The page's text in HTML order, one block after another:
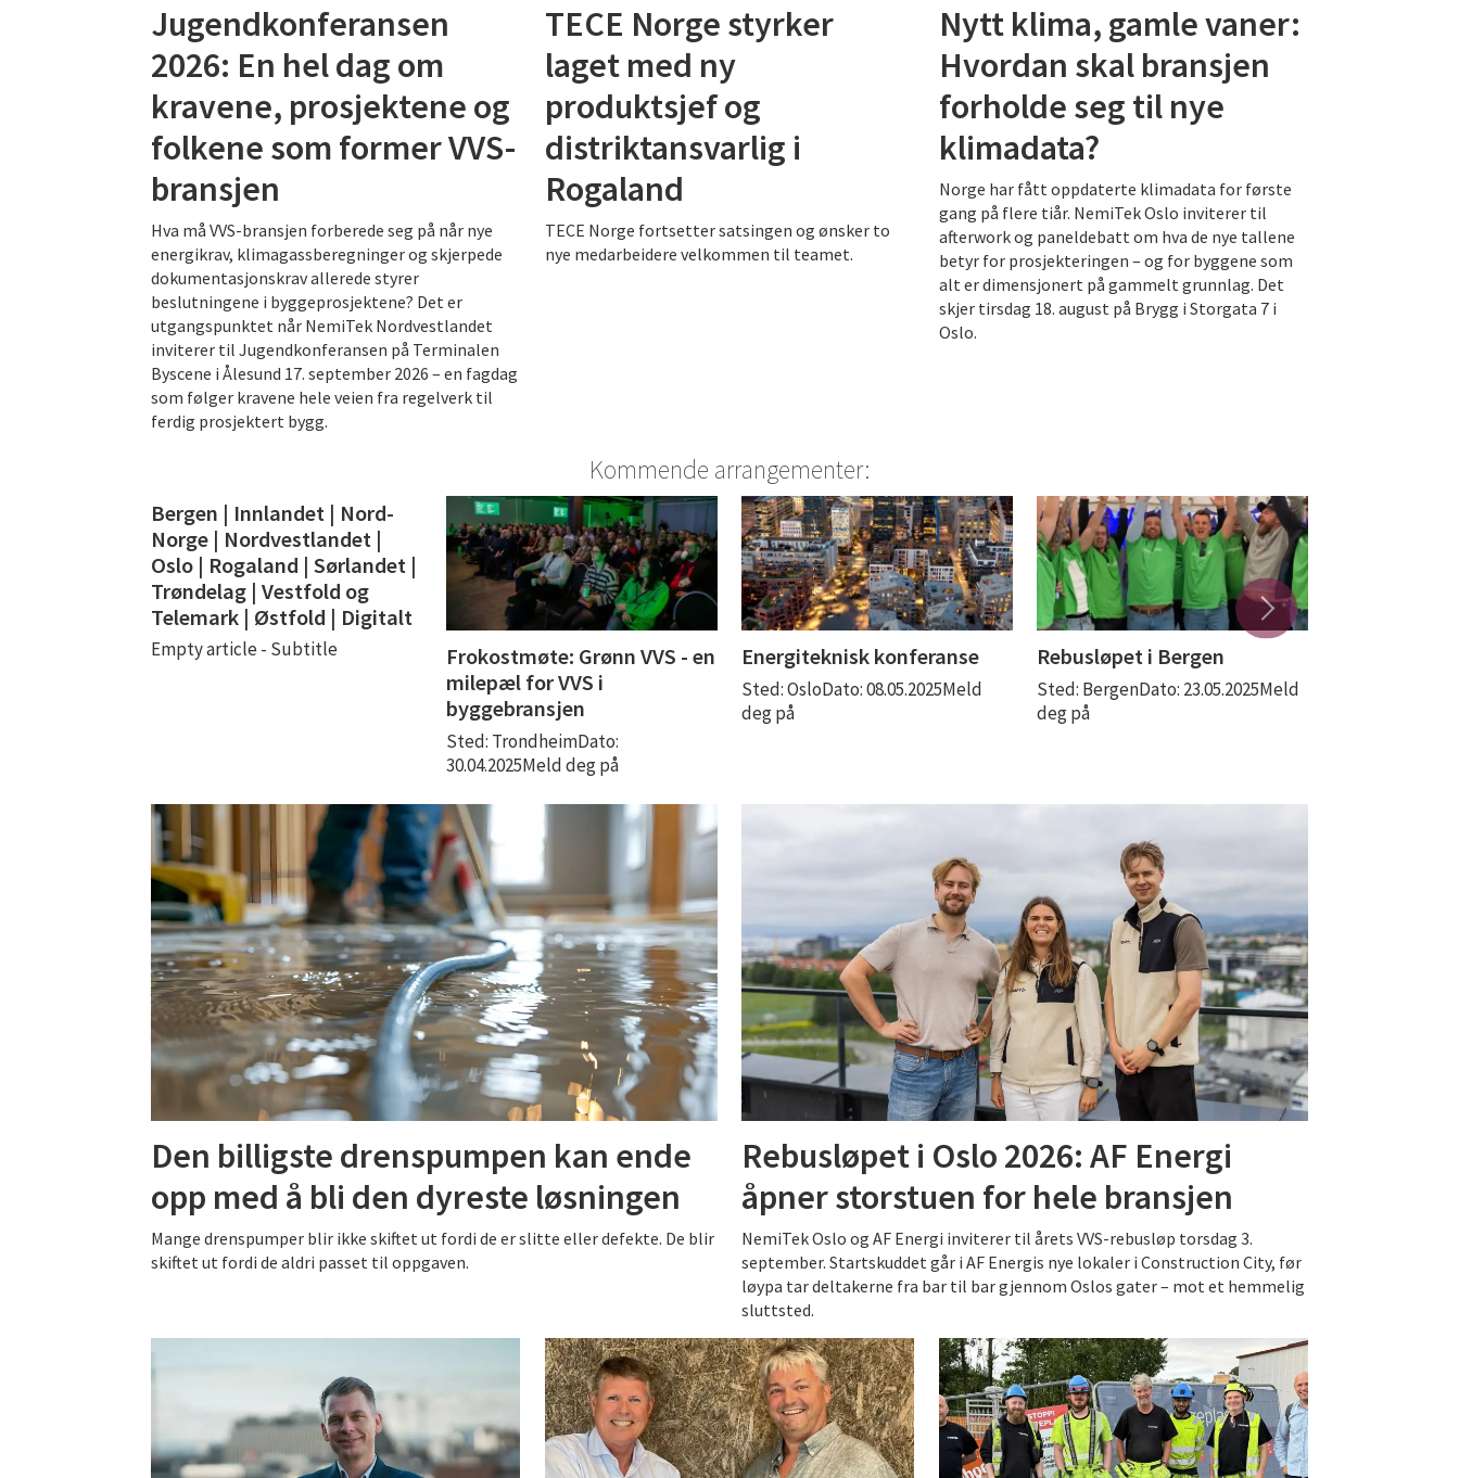
Jugendkonferansen
2026: En hel dag om
kravene, prosjektene og
folkene som former VVS-
bransjen
Hva må VVS-bransjen forberede seg på når nye
energikrav, klimagassberegninger og skjerpede
dokumentasjonskrav allerede styrer
beslutningene i byggeprosjektene? Det er
utgangspunktet når NemiTek Nordvestlandet
inviterer til Jugendkonferansen på Terminalen
Byscene i Ålesund 17. september 2026 – en fagdag
som følger kravene hele veien fra regelverk til
ferdig prosjektert bygg.
TECE Norge styrker
laget med ny
produktsjef og
distriktansvarlig i
Rogaland
TECE Norge fortsetter satsingen og ønsker to
nye medarbeidere velkommen til teamet.
Nytt klima, gamle vaner:
Hvordan skal bransjen
forholde seg til nye
klimadata?
Norge har fått oppdaterte klimadata for første
gang på flere tiår. NemiTek Oslo inviterer til
afterwork og paneldebatt om hva de nye tallene
betyr for prosjekteringen – og for byggene som
alt er dimensjonert på gammelt grunnlag. Det
skjer tirsdag 18. august på Brygg i Storgata 7 i
Oslo.
Kommende arrangementer:
Bergen | Innlandet | Nord-
Norge | Nordvestlandet |
Oslo | Rogaland | Sørlandet |
Trøndelag | Vestfold og
Telemark | Østfold | Digitalt
Empty article - Subtitle
Frokostmøte: Grønn VVS - en
milepæl for VVS i
byggebransjen
Sted: TrondheimDato:
30.04.2025Meld deg på
Energiteknisk konferanse
Sted: OsloDato: 08.05.2025Meld
deg på
Rebusløpet i Bergen
Sted: BergenDato: 23.05.2025Meld
deg på
Den billigste drenspumpen kan ende
opp med å bli den dyreste løsningen
Mange drenspumper blir ikke skiftet ut fordi de er slitte eller defekte. De blir
skiftet ut fordi de aldri passet til oppgaven.
Rebusløpet i Oslo 2026: AF Energi
åpner storstuen for hele bransjen
NemiTek Oslo og AF Energi inviterer til årets VVS-rebusløp torsdag 3.
september. Startskuddet går i AF Energis nye lokaler i Construction City, før
løypa tar deltakerne fra bar til bar gjennom Oslos gater – mot et hemmelig
sluttsted.